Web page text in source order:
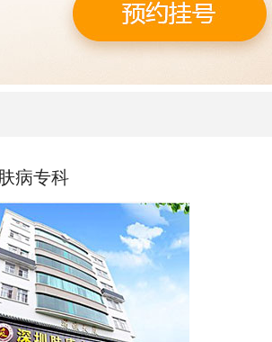
病专科